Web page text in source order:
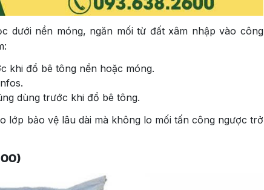
dưới nền móng, ngăn mối từ đất xâm nhập vào công
khi đổ bê tông nền hoặc móng.
dùng trước khi đổ bê tông.
lớp bảo vệ lâu dài mà không lo mối tấn công ngược trở